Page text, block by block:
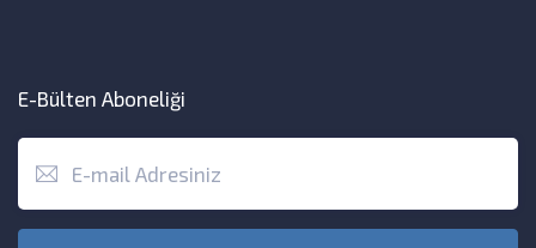
E-Bülten Aboneliği